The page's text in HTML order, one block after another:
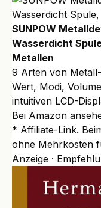
SUNPOW
Wasserdicht
Metallen
9 Arten von
Wert, Modi,
intuitiven LCD-
Bei Amazon
* Affiliate-Link.
ohne Mehrkosten
Anzeige ·